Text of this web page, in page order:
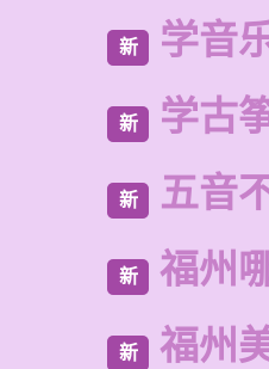
新 学音
新 学古
新 五音
新 福州
新 福州